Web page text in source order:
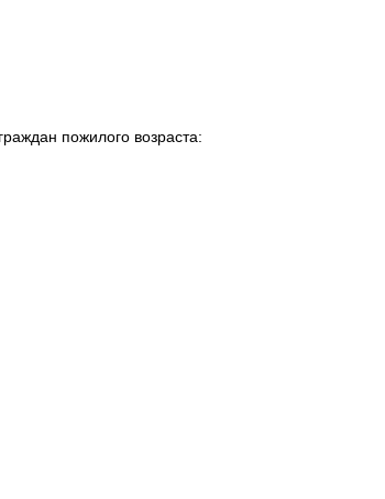
пожилого возраста: